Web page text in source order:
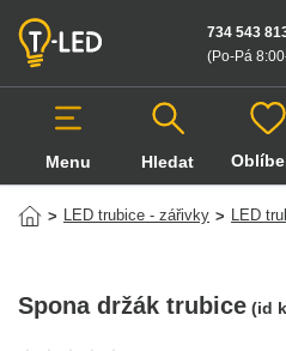
734 543
(Po-Pá
Menu Hledat
Hledat v produktech
> LED trubice - zářivky > LED
Spona držák trubice (id